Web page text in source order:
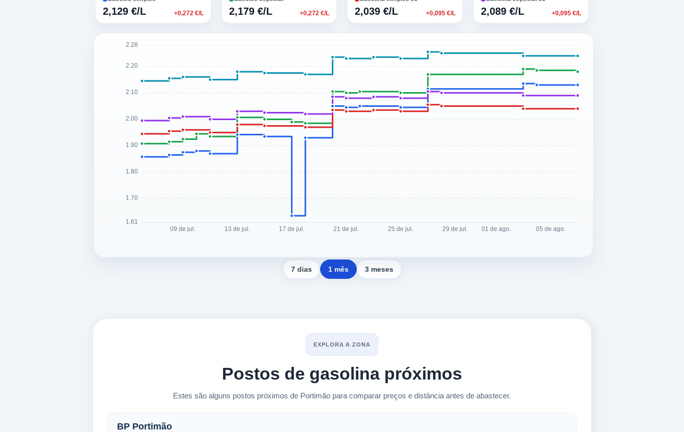
2,129 €/L +0,272 €/L 2,179 €/L +0,272 €/L 2,039 €/L +0,095 €/L 2,089 €/L +0,095 €/L
7 dias 1 mês 3 meses
EXPLORA A ZONA
Postos de gasolina próximos
Estes são alguns postos próximos de Portimão para comparar preços e distância antes de abastecer.
Postos próximos em Portimão
BP Portimão